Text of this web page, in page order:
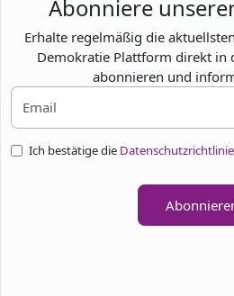
Abonniere
Erhalte regelmäßig die
Demokratie Plattform direkt in
abonnieren und
Ich bestätige die